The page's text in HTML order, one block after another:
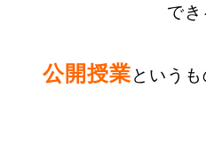
でき
公開授業という